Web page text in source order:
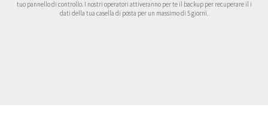
tuo pannello di controllo. I nostri operatori attiveranno per te il backup per recuperare il i
dati della tua casella di posta per un massimo di 5 giorni.